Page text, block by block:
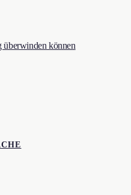
überwinden können